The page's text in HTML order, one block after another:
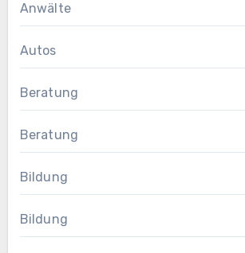
Anwälte
Autos
Beratung
Beratung
Bildung
Bildung